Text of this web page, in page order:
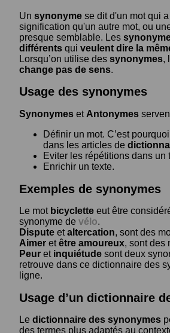
Un synonyme se dit d'un mot qui
signification qu'un autre mot, ou
presque semblable. Les
différents qui veulent dire la
Lorsqu’on utilise des synonymes,
change pas de sens.
Usage des synonymes
Synonymes et Antonymes
Définir un mot. C’est
dans les articles de
Eviter les répétitions dans un
Enrichir un texte.
Exemples de synonymes
Le mot bicyclette eut être
synonyme de vélo.
Dispute etaltercation, sont des
Aimer etêtre amoureux, sont des
Peur et inquiétude sont deux
retrouve dans ce dictionnaire des
ligne.
Usage d’un dictionnaire
Le dictionnaire des synonymes
des termes plus adaptés au